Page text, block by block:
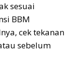
sesuai
BBM
cek tekanan
sebelum